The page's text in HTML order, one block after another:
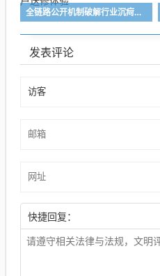
全链路公开机制破解行业沉疴，荣耀以标准化服务重构用户送修体验
发表评论
快捷回复：